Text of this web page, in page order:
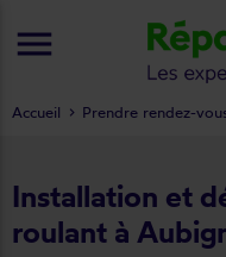
Installation et
roulant à
Accueil Prendre rendez-
menu